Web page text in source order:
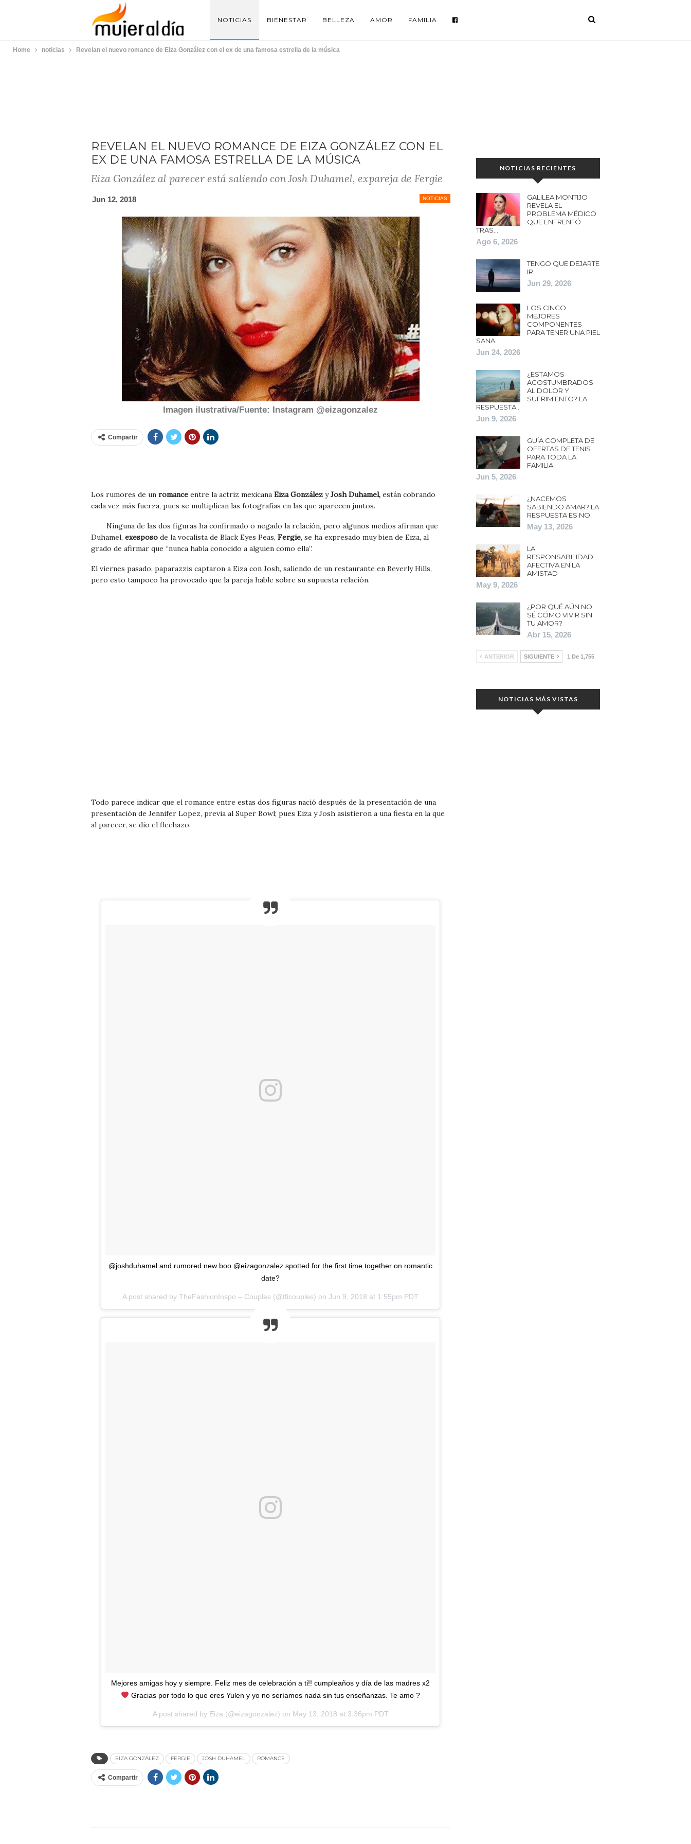
NOTICIAS BIENESTAR BELLEZA AMOR FAMILIA
Home noticias Revelan el nuevo romance de Eiza González con el ex de una famosa estrella de la música
REVELAN EL NUEVO ROMANCE DE EIZA GONZÁLEZ CON EL
EX DE UNA FAMOSA ESTRELLA DE LA MÚSICA
Eiza González al parecer está saliendo con Josh Duhamel, expareja de Fergie
NOTICIAS
Jun 12, 2018
Imagen ilustrativa/Fuente: Instagram @eizagonzalez
Compartir
Los rumores de un romance entre la actriz mexicana Eiza González yJosh Duhamel, están cobrando
cada vez más fuerza, pues se multiplican las fotografías en las que aparecen juntos.
Ninguna de las dos figuras ha confirmado o negado la relación, pero algunos medios afirman que
Duhamel, exesposo de la vocalista de Black Eyes Peas, Fergie, se ha expresado muy bien de Eiza, al
grado de afirmar que “nunca había conocido a alguien como ella”.
El viernes pasado, paparazzis captaron a Eiza con Josh, saliendo de un restaurante en Beverly Hills,
pero esto tampoco ha provocado que la pareja hable sobre su supuesta relación.
Todo parece indicar que el romance entre estas dos figuras nació después de la presentación de una
presentación de Jennifer Lopez, previa al Super Bowl; pues Eiza y Josh asistieron a una fiesta en la que
al parecer, se dio el flechazo.
@joshduhamel and rumored new boo @eizagonzalez spotted for the first time together on romantic
date?
A post shared byTheFashionInspo – Couples (@tficouples) onJun 9, 2018 at 1:55pm PDT
Mejores amigas hoy y siempre. Feliz mes de celebración a ti!! cumpleaños y día de las madres x2
Gracias por todo lo que eres Yulen y yo no seríamos nada sin tus enseñanzas. Te amo ?
A post shared by Eiza (@eizagonzalez) on May 13, 2018 at 3:36pm PDT
EIZA GONZÁLEZ FERGIE JOSH DUHAMEL ROMANCE
Compartir
NOTICIAS RECIENTES
GALILEA MONTIJO
REVELA EL
PROBLEMA MÉDICO
QUE ENFRENTÓ
TRAS…
Ago 6, 2026
TENGO QUE DEJARTE
IR
Jun 29, 2026
LOS CINCO
MEJORES
COMPONENTES
PARA TENER UNA PIEL
SANA
Jun 24, 2026
¿ESTAMOS
ACOSTUMBRADOS
AL DOLOR Y
SUFRIMIENTO? LA
RESPUESTA…
Jun 9, 2026
GUÍA COMPLETA DE
OFERTAS DE TENIS
PARA TODA LA
FAMILIA
Jun 5, 2026
¿NACEMOS
SABIENDO AMAR? LA
RESPUESTA ES NO
May 13, 2026
LA
RESPONSABILIDAD
AFECTIVA EN LA
AMISTAD
May 9, 2026
¿POR QUÉ AÚN NO
SÉ CÓMO VIVIR SIN
TU AMOR?
Abr 15, 2026
ANTERIOR SIGUIENTE 1 De 1,755
NOTICIAS MÁS VISTAS